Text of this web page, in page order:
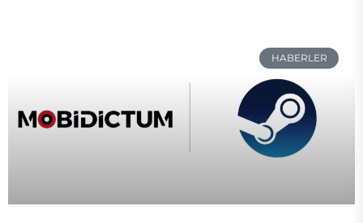
HABERLER